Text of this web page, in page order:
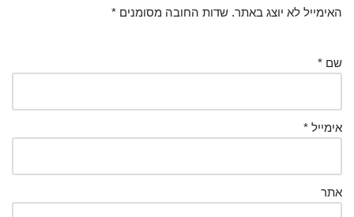
האימייל לא יוצג באתר. שדות החובה מסומנים *
שם *
אימייל *
אתר